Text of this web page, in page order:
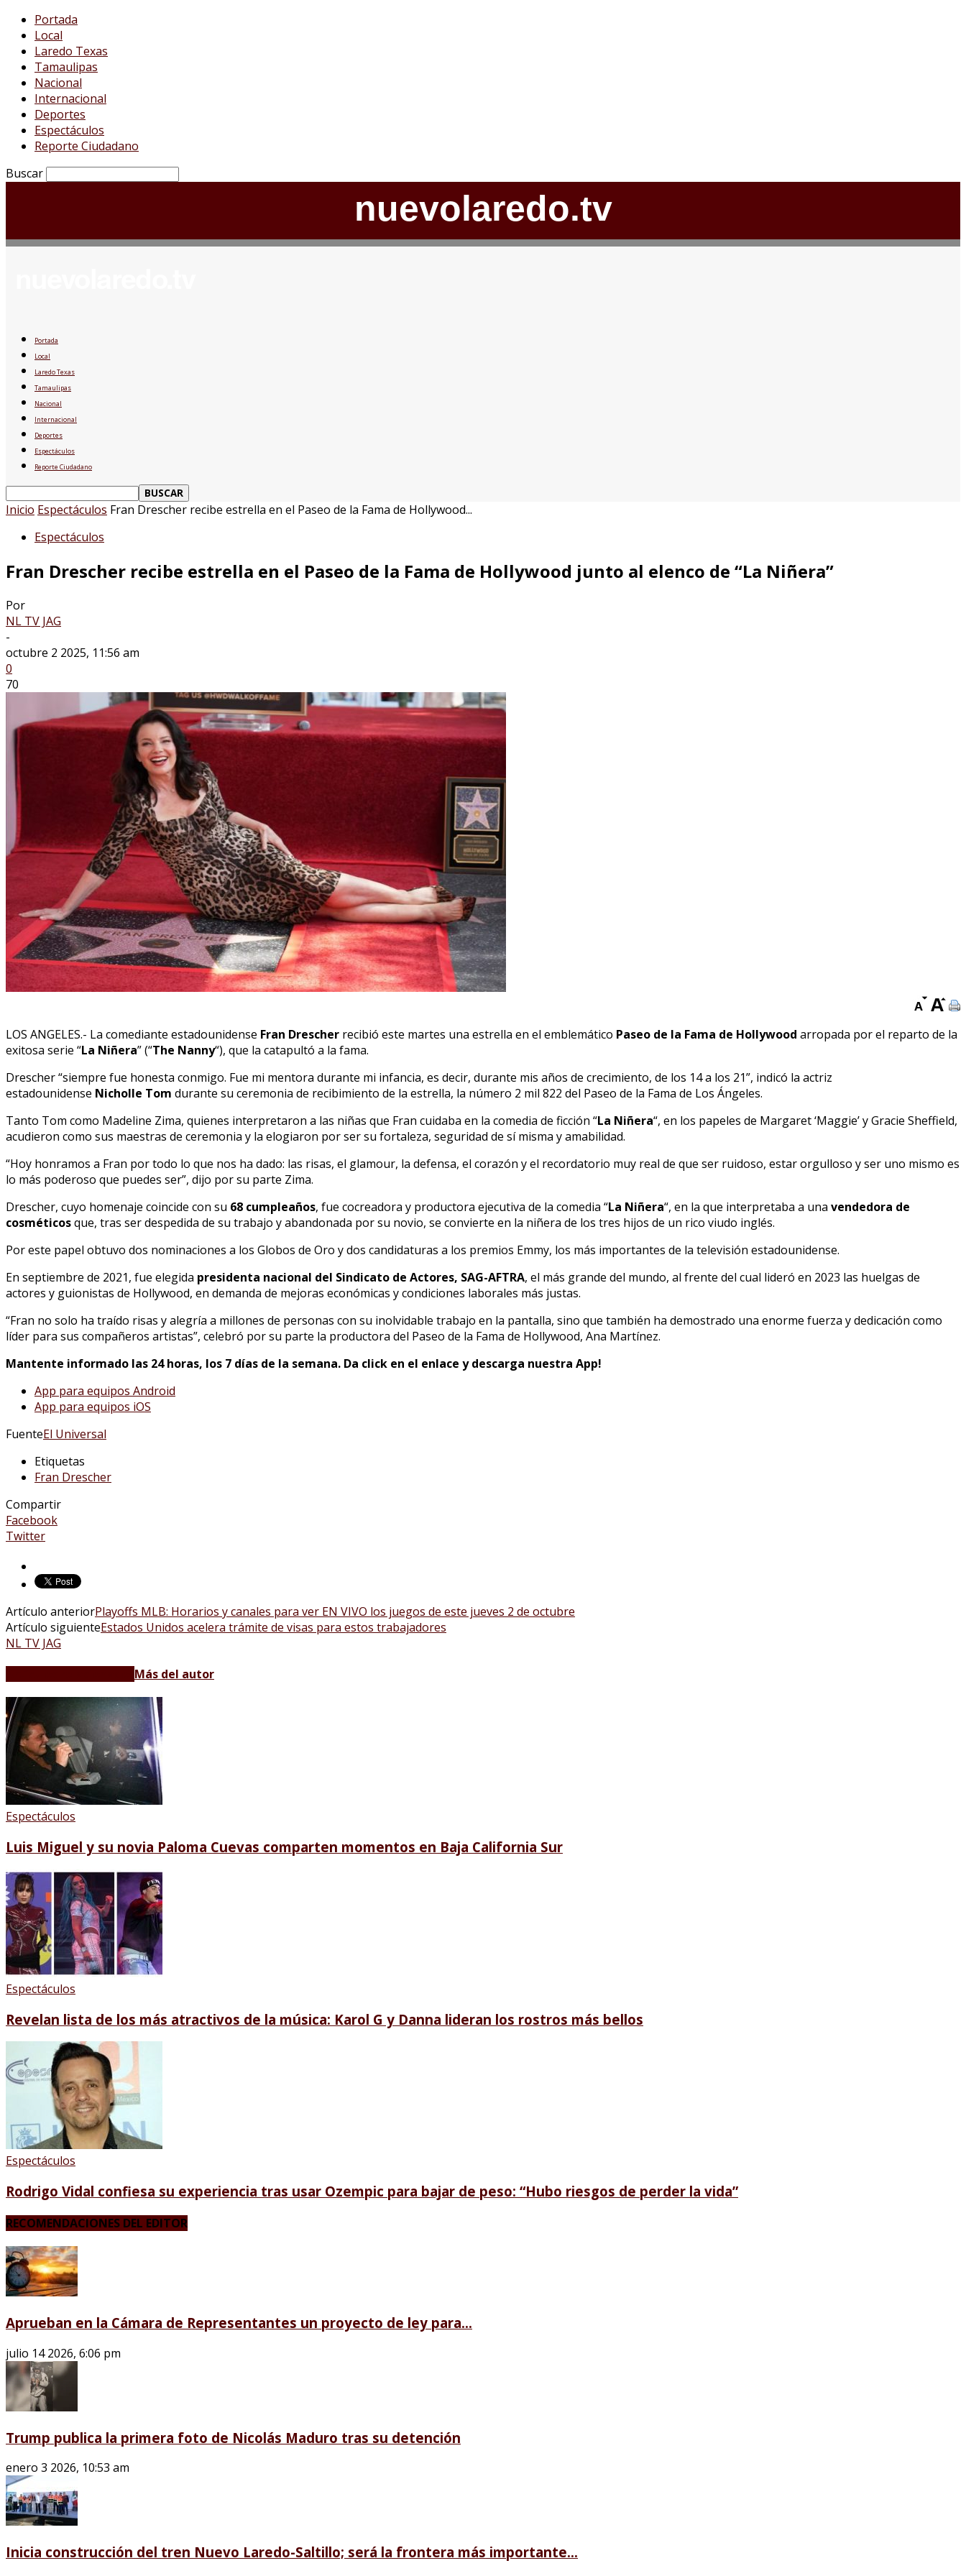
Portada
Local
Laredo Texas
Tamaulipas
Nacional
Internacional
Deportes
Espectáculos
Reporte Ciudadano
Buscar
nuevolaredo.tv
Portada
Local
Laredo Texas
Tamaulipas
Nacional
Internacional
Deportes
Espectáculos
Reporte Ciudadano
Inicio Espectáculos Fran Drescher recibe estrella en el Paseo de la Fama de Hollywood...
Espectáculos
Fran Drescher recibe estrella en el Paseo de la Fama de Hollywood junto al elenco de “La Niñera”
Por
NL TV JAG
-
octubre 2 2025, 11:56 am
0
70
LOS ANGELES.- La comediante estadounidense Fran Drescher recibió este martes una estrella en el emblemático Paseo de la Fama de Hollywood arropada por el reparto de la
exitosa serie “La Niñera” (“The Nanny“), que la catapultó a la fama.
Drescher “siempre fue honesta conmigo. Fue mi mentora durante mi infancia, es decir, durante mis años de crecimiento, de los 14 a los 21”, indicó la actriz
estadounidense Nicholle Tom durante su ceremonia de recibimiento de la estrella, la número 2 mil 822 del Paseo de la Fama de Los Ángeles.
Tanto Tom como Madeline Zima, quienes interpretaron a las niñas que Fran cuidaba en la comedia de ficción “La Niñera“, en los papeles de Margaret ‘Maggie’ y Gracie Sheffield,
acudieron como sus maestras de ceremonia y la elogiaron por ser su fortaleza, seguridad de sí misma y amabilidad.
“Hoy honramos a Fran por todo lo que nos ha dado: las risas, el glamour, la defensa, el corazón y el recordatorio muy real de que ser ruidoso, estar orgulloso y ser uno mismo es
lo más poderoso que puedes ser”, dijo por su parte Zima.
Drescher, cuyo homenaje coincide con su 68 cumpleaños, fue cocreadora y productora ejecutiva de la comedia “La Niñera“, en la que interpretaba a una vendedora de
cosméticosque, tras ser despedida de su trabajo y abandonada por su novio, se convierte en la niñera de los tres hijos de un rico viudo inglés.
Por este papel obtuvo dos nominaciones a los Globos de Oro y dos candidaturas a los premios Emmy, los más importantes de la televisión estadounidense.
En septiembre de 2021, fue elegida presidenta nacional del Sindicato de Actores, SAG-AFTRA, el más grande del mundo, al frente del cual lideró en 2023 las huelgas de
actores y guionistas de Hollywood, en demanda de mejoras económicas y condiciones laborales más justas.
“Fran no solo ha traído risas y alegría a millones de personas con su inolvidable trabajo en la pantalla, sino que también ha demostrado una enorme fuerza y ​​dedicación como
líder para sus compañeros artistas”, celebró por su parte la productora del Paseo de la Fama de Hollywood, Ana Martínez.
Mantente informado las 24 horas, los 7 días de la semana. Da click en el enlace y descarga nuestra App!
App para equipos Android
App para equipos iOS
FuenteEl Universal
Etiquetas
Fran Drescher
Compartir
Facebook
Twitter
Artículo anteriorPlayoffs MLB: Horarios y canales para ver EN VIVO los juegos de este jueves 2 de octubre
Artículo siguienteEstados Unidos acelera trámite de visas para estos trabajadores
NL TV JAG
Más del autor
Espectáculos
Luis Miguel y su novia Paloma Cuevas comparten momentos en Baja California Sur
Espectáculos
Revelan lista de los más atractivos de la música: Karol G y Danna lideran los rostros más bellos
Espectáculos
Rodrigo Vidal confiesa su experiencia tras usar Ozempic para bajar de peso: “Hubo riesgos de perder la vida”
RECOMENDACIONES DEL EDITOR
Aprueban en la Cámara de Representantes un proyecto de ley para...
julio 14 2026, 6:06 pm
Trump publica la primera foto de Nicolás Maduro tras su detención
enero 3 2026, 10:53 am
Inicia construcción del tren Nuevo Laredo-Saltillo; será la frontera más importante...